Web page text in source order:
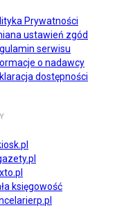
Prywatności
ustawień zgód
serwisu
o nadawcy
dostępności
księgowość